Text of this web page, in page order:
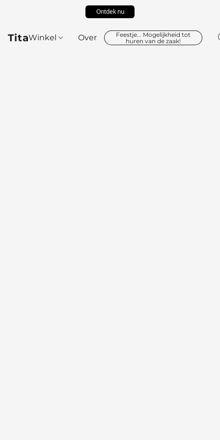
Ontdek nu
TitaWinkel Over
Feestje... Mogelijkheid tot
huren van de zaak!